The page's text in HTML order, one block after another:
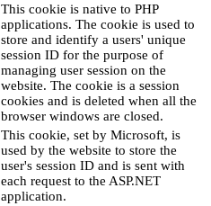
This cookie is native to PHP
applications. The cookie is used to
store and identify a users' unique
session ID for the purpose of
managing user session on the
website. The cookie is a session
cookies and is deleted when all the
browser windows are closed.
This cookie, set by Microsoft, is
used by the website to store the
user's session ID and is sent with
each request to the ASP.NET
application.